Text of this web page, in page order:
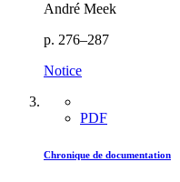
André Meek
p. 276–287
Notice
PDF
Chronique de documentation